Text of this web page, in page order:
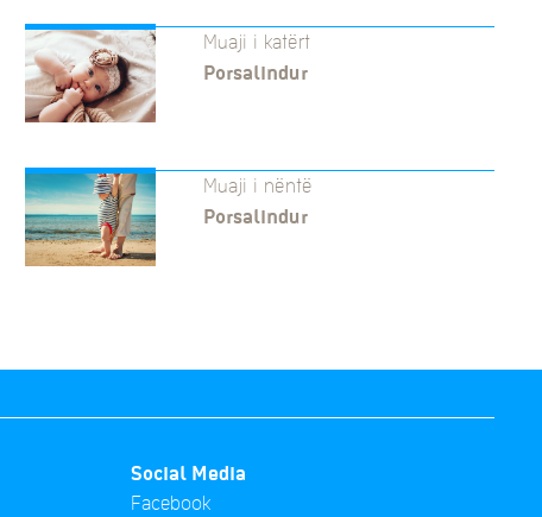
Muaji i katërt
Porsalindur
Muaji i nëntë
Porsalindur
Social Media
Facebook